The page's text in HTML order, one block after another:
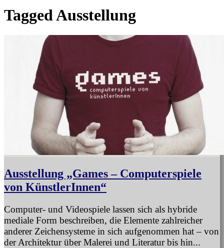
TaggedAusstellung
Ausstellung „Games – Computerspiele
von KünstlerInnen“
Computer- und Videospiele lassen sich als hybride
mediale Form beschreiben, die Elemente zahlreicher
anderer Zeichensysteme in sich aufgenommen hat – von
der Architektur über Malerei und Literatur bis hin...